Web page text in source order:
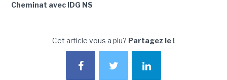
Cheminat avec IDG NS
Cet article vous a plu? Partagez le !